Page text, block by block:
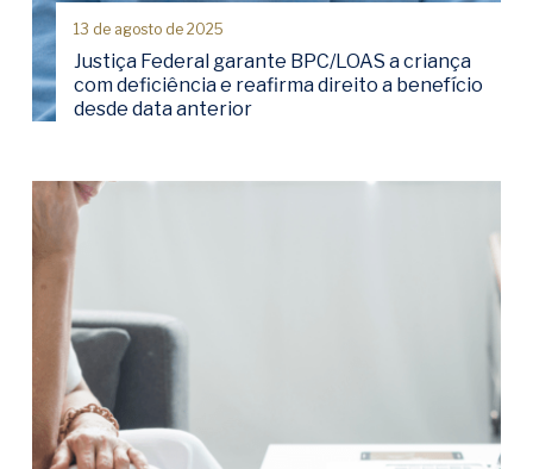
13 de agosto de 2025
Justiça Federal garante BPC/LOAS a criança
com deficiência e reafirma direito a benefício
desde data anterior